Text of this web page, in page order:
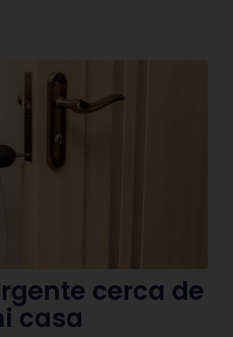
cerca de
casa